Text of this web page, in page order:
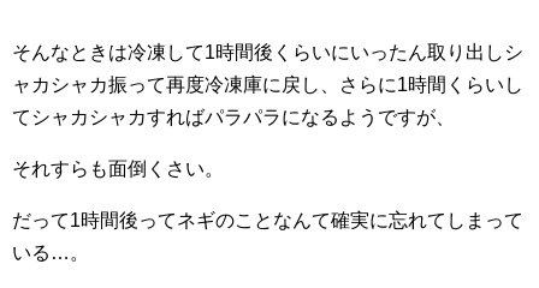
そんなときは冷凍して1時間後くらいにいったん取り出しシ
ャカシャカ振って再度冷凍庫に戻し、さらに1時間くらいし
てシャカシャカすればパラパラになるようですが、
それすらも面倒くさい。
だって1時間後ってネギのことなんて確実に忘れてしまって
いる…。